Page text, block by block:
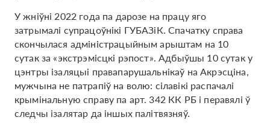
У жніўні 2022 года па дарозе на працу яго
затрымалі супрацоўнікі ГУБАЗіК. Спачатку справа
скончылася адміністрацыйным арыштам на 10
сутак за «экстрэмісцкі рэпост». Адбыўшы 10 сутак у
цэнтры ізаляцыі правапарушальнікаў на Акрэсціна,
мужчына не патрапіў на волю: сілавікі распачалі
крымінальную справу па арт. 342 КК РБ і перавялі ў
следчы ізалятар да іншых палітвязняў.